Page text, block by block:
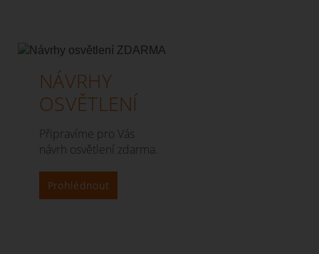
NÁVRHY
OSVĚTLENÍ
Připravíme pro Vás
návrh osvětlení zdarma.
Prohlédnout